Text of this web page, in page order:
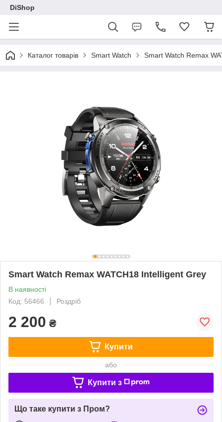
DiShop
Каталог товарів Smart Watch Smart Watch Remax
Smart Watch Remax WATCH18 Intelligent Grey
В наявності
Код: 56466
Роздріб
2 200 ₴
Купити
або
Купити з
Що таке купити з Пром?